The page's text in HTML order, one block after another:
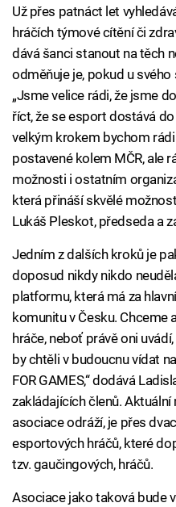
Už přes patnáct let
hráčích týmové cítění či
dává šanci stanout na těch
odměňuje je, pokud u svého
„Jsme velice rádi, že jsme
říct, že se esport dostává
velkým krokem bychom
postavené kolem MČR, ale
možnosti i ostatním
která přináší skvělé
Lukáš Pleskot, předseda a
Jedním z dalších kroků je
doposud nikdy nikdo
platformu, která má za
komunitu v Česku. Chceme
hráče, neboť právě oni
by chtěli v budoucnu vídat
FOR GAMES,“ dodává
zakládajících členů.
asociace odráží, je přes
esportových hráčů, které
tzv. gaučingových, hráčů.
Asociace jako taková bude